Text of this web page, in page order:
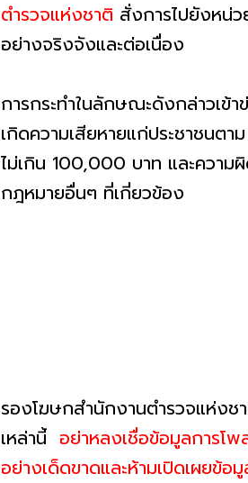
ตำรวจแห่งชาติ สั่งการไปยังหน่
อย่างจริงจังและต่อเนื่อง
การกระทำในลักษณะดังกล่าวเข้า
เกิดความเสียหายแก่ประชาชนต
ไม่เกิน 100,000 บาท และความ
กฎหมายอื่นๆ ที่เกี่ยวข้อง
รองโฆษกสำนักงานตำรวจแห่ง
เหล่านี้ อย่าหลงเชื่อข้อมูลการโ
อย่างเด็ดขาดและห้ามเปิดเผยข้